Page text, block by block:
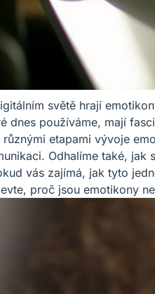
světě hrají
dnes používáme, mají
etapami vývoje
Odhalíme také, jak
vás zajímá, jak tyto
proč jsou emotikony